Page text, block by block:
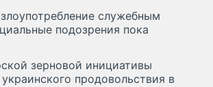
служебным
подозрения пока
зерновой инициативы
продовольствия в